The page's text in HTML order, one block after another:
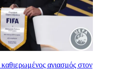
αγιασμός στον